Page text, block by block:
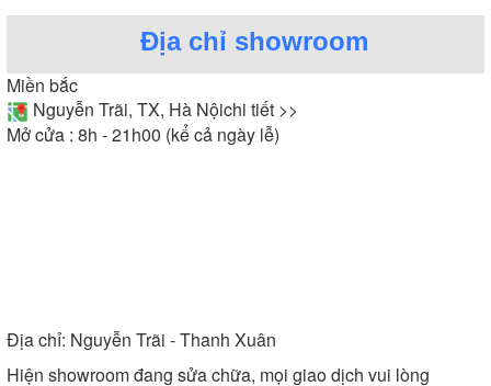
Địa chỉ showroom
Miền bắc
Nguyễn Trãi, TX, Hà Nộichi tiết >>
Mở cửa : 8h - 21h00 (kể cả ngày lễ)
Địa chỉ: Nguyễn Trãi - Thanh Xuân
Hiện showroom đang sửa chữa, mọi giao dịch vui lòng